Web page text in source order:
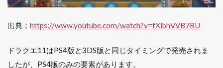
販売
価格
を付
けや
出典： https://www.youtube.com/watch?v=fXlbhVVB7BU
ドラクエ11はPS4版と3DS版と同じタイミングで発売されま
したが、PS4版のみの要素があります。